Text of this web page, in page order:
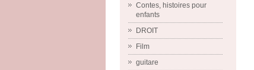
Contes, histoires pour
enfants
DROIT
Film
guitare